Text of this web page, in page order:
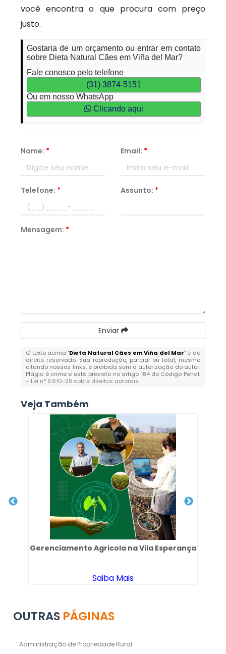
você encontra o que procura com preço
justo.
Gostaria de um orçamento ou entrar em contato
sobre Dieta Natural Cães em Viña del Mar?
Fale conosco pelo telefone
(31) 3874-5151
Ou em nosso WhatsApp
Clicando aqui
Nome: * Email: *
Telefone: * Assunto: *
Mensagem: *
Enviar
O texto acima "Dieta Natural Cães em Viña del Mar" é de
direito reservado. Sua reprodução, parcial ou total, mesmo
citando nossos links, é proibida sem a autorização do autor.
Plágio é crime e está previsto no artigo 184 do Código Penal.
– Lei n° 9.610-98 sobre direitos autorais.
Veja Também
Gerenciamento Agricola na Vila Esperança
Saiba Mais
OUTRAS PÁGINAS
Administração de Propriedade Rural